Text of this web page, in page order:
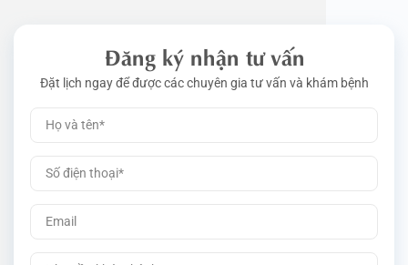
Đăng ký nhận tư vấn
Đặt lịch ngay để được các chuyên gia tư vấn và khám bệnh